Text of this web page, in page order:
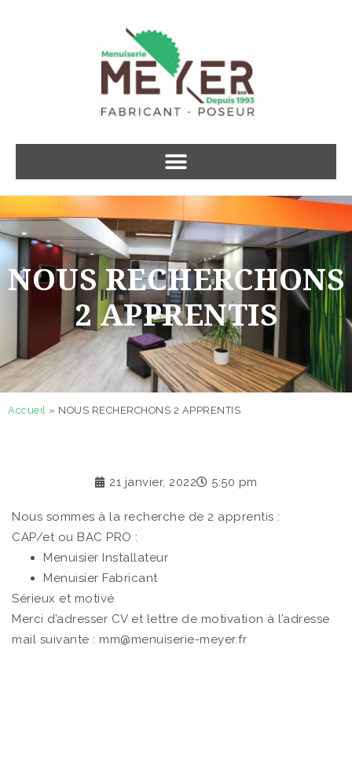
NOUS RECHERCHONS
2 APPRENTIS
Accueil » NOUS RECHERCHONS 2 APPRENTIS
21 janvier, 2022 5:50 pm
Nous sommes à la recherche de 2 apprentis :
CAP/et ou BAC PRO :
Menuisier Installateur
Menuisier Fabricant
Sérieux et motivé
Merci d’adresser CV et lettre de motivation à l’adresse
mail suivante : mm@menuiserie-meyer.fr